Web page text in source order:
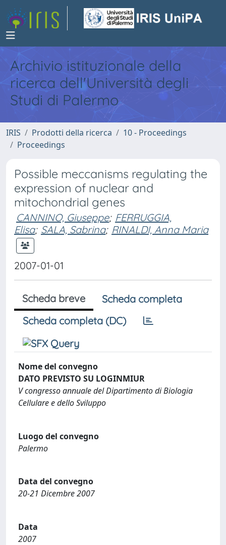
Archivio istituzionale della
ricerca dell'Università degli
Studi di Palermo
IRIS Prodotti della ricerca
10 - Proceedings
Proceedings
Possible meccanisms regulating the
expression of nuclear and
mitochondrial genes
CANNINO, Giuseppe; FERRUGGIA,
Elisa; SALA, Sabrina; RINALDI, Anna Maria
2007-01-01
Scheda breve
Scheda completa
Scheda completa (DC)
Nome del convegno
DATO PREVISTO SU LOGINMIUR
V congresso annuale del Dipartimento di Biologia
Cellulare e dello Sviluppo
Luogo del convegno
Palermo
Data del convegno
20-21 Dicembre 2007
Data
2007